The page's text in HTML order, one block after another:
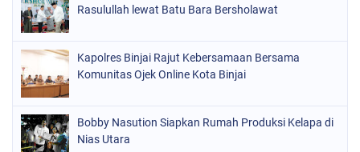
Rasulullah lewat Batu Bara Bersholawat
Kapolres Binjai Rajut Kebersamaan Bersama
Komunitas Ojek Online Kota Binjai
Bobby Nasution Siapkan Rumah Produksi Kelapa di
Nias Utara